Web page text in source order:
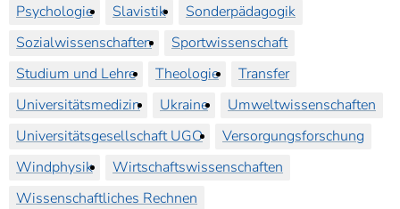
Psychologie
Slavistik
Sonderpädagogik
Sozialwissenschaften
Sportwissenschaft
Studium und Lehre
Theologie
Transfer
Universitätsmedizin
Ukraine
Umweltwissenschaften
Universitätsgesellschaft UGO
Versorgungsforschung
Windphysik
Wirtschaftswissenschaften
Wissenschaftliches Rechnen